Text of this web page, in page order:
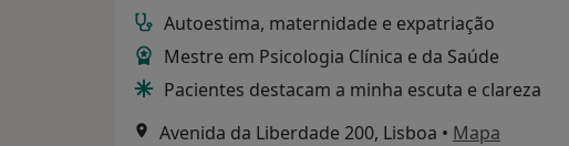
Autoestima, maternidade e expatriação
Mestre em Psicologia Clínica e da Saúde
Pacientes destacam a minha escuta e clareza
Avenida da Liberdade 200, Lisboa • Mapa